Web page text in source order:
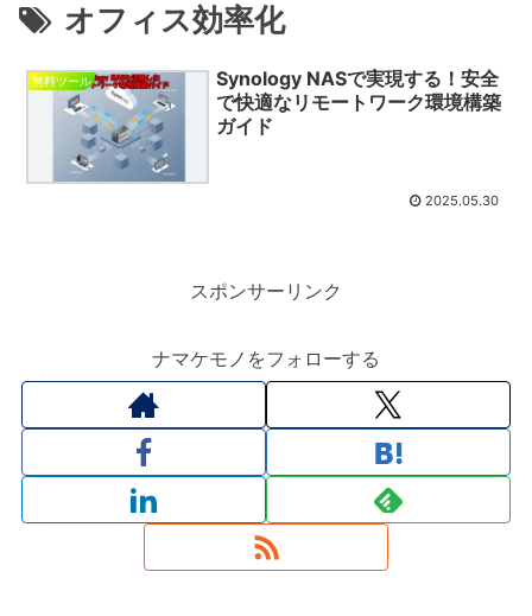
オフィス効率化
無料ツール
Synology NASで実現する！安全
で快適なリモートワーク環境構築
ガイド
2025.05.30
スポンサーリンク
ナマケモノをフォローする